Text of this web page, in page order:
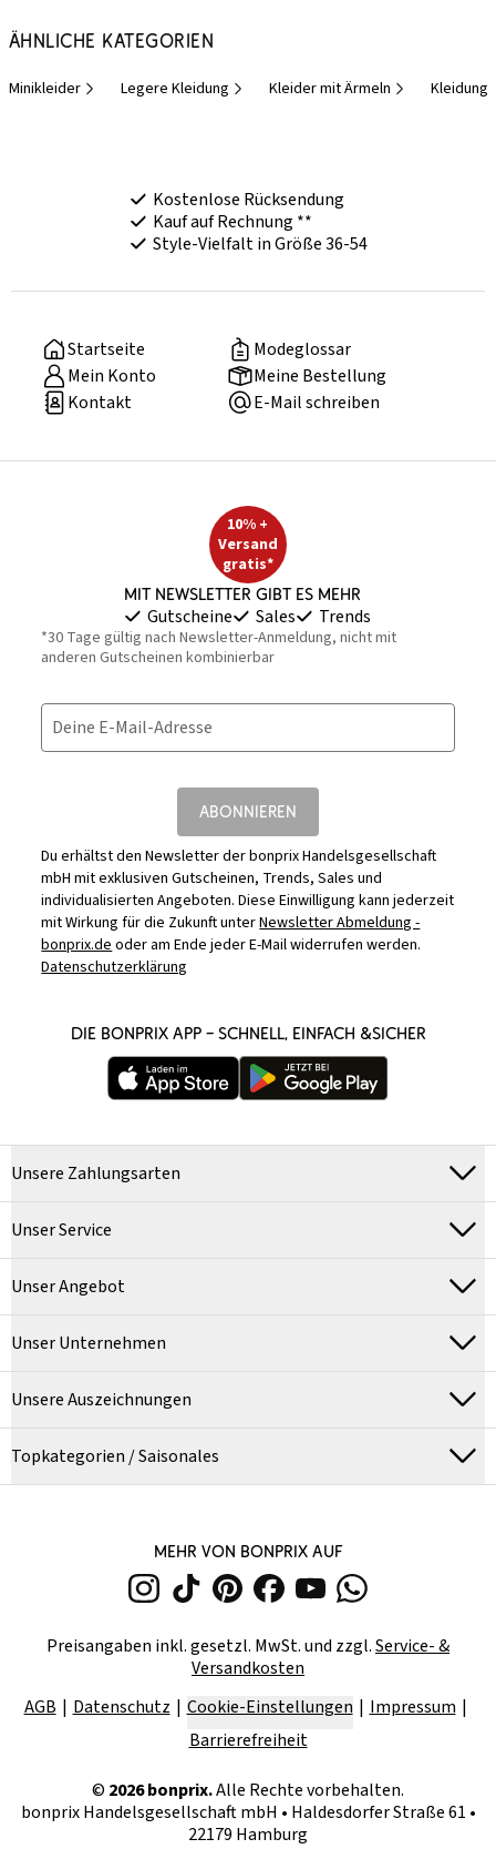
Ähnliche Kategorien
Minikleider Legere Kleidung Kleider mit Ärmeln Kleidung
Kostenlose Rücksendung
Kauf auf Rechnung **
Style-Vielfalt in Größe 36-54
Startseite
Modeglossar
Mein Konto
Meine Bestellung
Kontakt
E-Mail schreiben
10% +
Versand
gratis*
Mit Newsletter gibt es mehr
Gutscheine Sales Trends
*30 Tage gültig nach Newsletter-Anmeldung, nicht mit
anderen Gutscheinen kombinierbar
Deine E-Mail-Adresse
ABONNIEREN
Du erhältst den Newsletter der bonprix Handelsgesellschaft
mbH mit exklusiven Gutscheinen, Trends, Sales und
individualisierten Angeboten. Diese Einwilligung kann jederzeit
mit Wirkung für die Zukunft unterNewsletter Abmeldung -
bonprix.deoder am Ende jeder E-Mail widerrufen werden.
Datenschutzerklärung
DIE BONPRIX APP – SCHNELL, EINFACH &SICHER
Unsere Zahlungsarten
Unser Service
Unser Angebot
Unser Unternehmen
Unsere Auszeichnungen
Topkategorien / Saisonales
MEHR VON BONPRIX AUF
Preisangaben inkl. gesetzl. MwSt. und zzgl.Service- &
Versandkosten
AGB
Datenschutz Cookie-Einstellungen
Impressum
Barrierefreiheit
© 2026bonprix.Alle Rechte vorbehalten.
bonprix Handelsgesellschaft mbH • Haldesdorfer Straße 61 •
22179 Hamburg